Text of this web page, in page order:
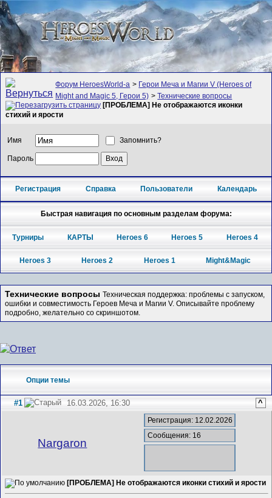
Форум HeroesWorld-а > Герои Меча и Магии V (Heroes of
Might and Magic 5, Герои 5) >Технические вопросы
[ПРОБЛЕМА] Не отображаются иконки
стихий и ярости
Имя Запомнить?
Пароль
Регистрация Справка Пользователи Календарь
Быстрая навигация по основным разделам форума:
Турниры КАРТЫ Heroes 6 Heroes 5 Heroes 4
Heroes 3 Heroes 2 Heroes 1 Might&Magic
Технические вопросы Техническая поддержка: проблемы с запуском,
ошибки и совместимость Героев Меча и Магии V. Описывайте проблему
подробно, желательно со скриншотом.
Опции темы
#1 16.03.2026, 16:30 ^
Nargaron
Регистрация: 12.02.2026
Сообщения: 16
[ПРОБЛЕМА] Не отображаются иконки стихий и ярости